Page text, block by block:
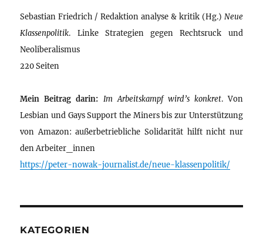
Sebastian Friedrich / Redaktion analyse & kritik (Hg.) Neue
Klassenpolitik. Linke Strategien gegen Rechtsruck und
Neoliberalismus
220 Seiten
Mein Beitrag darin: Im Arbeitskampf wird’s konkret. Von
Lesbian und Gays Support the Miners bis zur Unterstützung
von Amazon: außerbetriebliche Solidarität hilft nicht nur
den Arbeiter_innen
https://peter-nowak-journalist.de/neue-klassenpolitik/
KATEGORIEN